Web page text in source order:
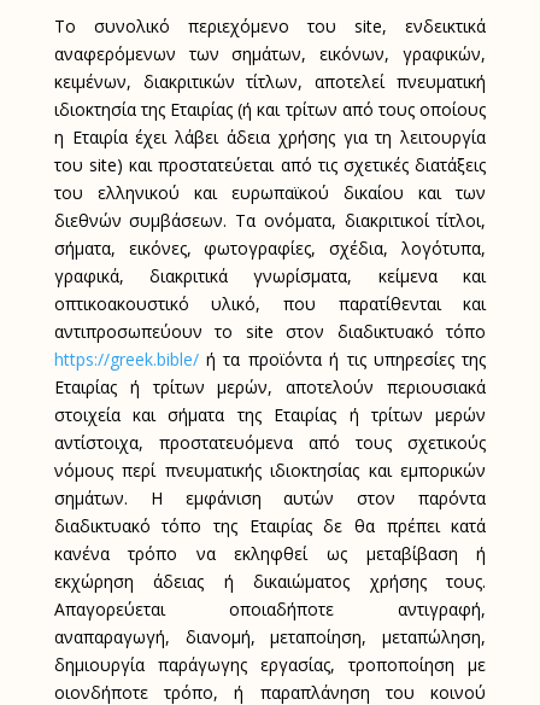
Το συνολικό περιεχόμενο τουsite, ενδεικτικά
αναφερόμενων των σημάτων, εικόνων, γραφικών,
κειμένων, διακριτικών τίτλων, αποτελεί πνευματική
ιδιοκτησία της Εταιρίας (ή και τρίτων από τους οποίους
η Εταιρία έχει λάβει άδεια χρήσης για τη λειτουργία
του site) και προστατεύεται από τις σχετικές διατάξεις
του ελληνικού και ευρωπαϊκού δικαίου και των
διεθνών συμβάσεων. Τα ονόματα, διακριτικοί τίτλοι,
σήματα, εικόνες, φωτογραφίες, σχέδια, λογότυπα,
γραφικά, διακριτικά γνωρίσματα, κείμενα και
οπτικοακουστικό υλικό, που παρατίθενται και
αντιπροσωπεύουν το site στον διαδικτυακό τόπο
https://greek.bible/ή τα προϊόντα ή τις υπηρεσίες της
Εταιρίας ή τρίτων μερών, αποτελούν περιουσιακά
στοιχεία και σήματα της Εταιρίας ή τρίτων μερών
αντίστοιχα, προστατευόμενα από τους σχετικούς
νόμους περί πνευματικής ιδιοκτησίας και εμπορικών
σημάτων. Η εμφάνιση αυτών στον παρόντα
διαδικτυακό τόπο της Εταιρίας δε θα πρέπει κατά
κανένα τρόπο να εκληφθεί ως μεταβίβαση ή
εκχώρηση άδειας ή δικαιώματος χρήσης τους.
Απαγορεύεται οποιαδήποτε αντιγραφή,
αναπαραγωγή, διανομή, μεταποίηση, μεταπώληση,
δημιουργία παράγωγης εργασίας, τροποποίηση με
οιονδήποτε τρόπο, ή παραπλάνηση του κοινού